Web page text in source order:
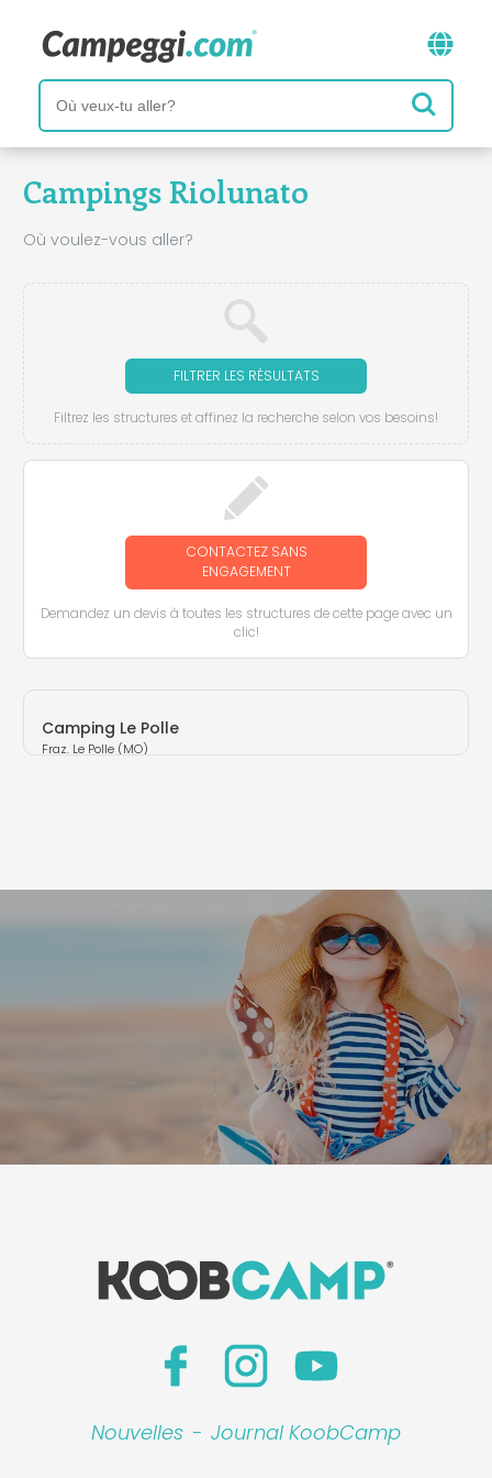
Campings Riolunato
Où voulez-vous aller?
FILTRER LES RÉSULTATS
Filtrez les structures et affinez la recherche selon vos besoins!
CONTACTEZ SANS
ENGAGEMENT
Demandez un devis à toutes les structures de cette page avec un
clic!
Camping Le Polle
Fraz. Le Polle (MO)
Nouvelles - Journal KoobCamp